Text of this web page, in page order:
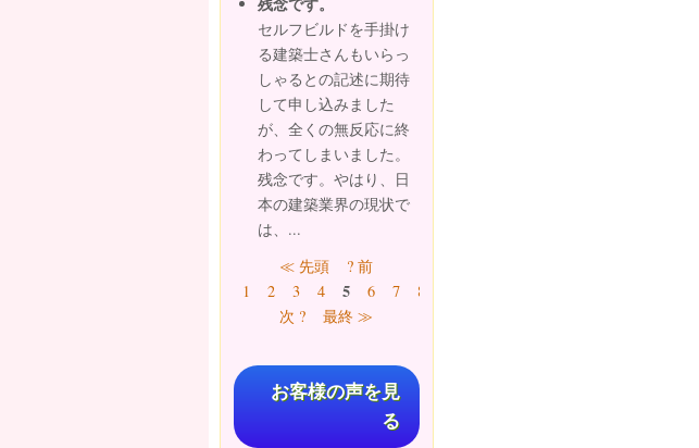
セルフビルドを手掛け
る建築士さんもいらっ
しゃるとの記述に期待
して申し込みました
が、全くの無反応に終
わってしまいました。
残念です。やはり、日
本の建築業界の現状で
は、...
ページ≪ 先頭
? 前
1
2 3 4 5 6 7 8
次 ?
最終 ≫
お客様の声を見
る